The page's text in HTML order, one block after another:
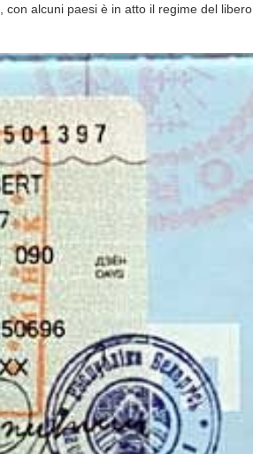
alcuni paesi è in atto il regime del libero